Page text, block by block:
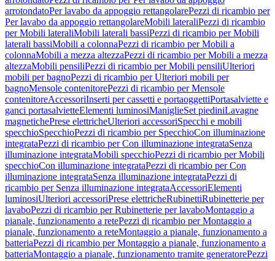
arrotondatoPer lavabo da appoggio rettangolarePezzi di ricambio per
Per lavabo da appoggio rettangolareMobili lateraliPezzi di ricambio
per Mobili lateraliMobili laterali bassiPezzi di ricambio per Mobili
laterali bassiMobili a colonnaPezzi di ricambio per Mobili a
colonnaMobili a mezza altezzaPezzi di ricambio per Mobili a mezza
altezzaMobili pensiliPezzi di ricambio per Mobili pensiliUlteriori
mobili per bagnoPezzi di ricambio per Ulteriori mobili per
bagnoMensole contenitorePezzi di ricambio per Mensole
contenitoreAccessoriInserti per cassetti e portaoggettiPortasalviette e
ganci portasalvietteElementi luminosiManiglieSet piediniLavagne
magnetichePrese elettricheUlteriori accessoriSpecchi e mobili
specchioSpecchioPezzi di ricambio per SpecchioCon illuminazione
integrataPezzi di ricambio per Con illuminazione integrataSenza
illuminazione integrataMobili specchioPezzi di ricambio per Mobili
specchioCon illuminazione integrataPezzi di ricambio per Con
illuminazione integrataSenza illuminazione integrataPezzi di
ricambio per Senza illuminazione integrataAccessoriElementi
luminosiUlteriori accessoriPrese elettricheRubinettiRubinetterie per
lavaboPezzi di ricambio per Rubinetterie per lavaboMontaggio a
pianale, funzionamento a retePezzi di ricambio per Montaggio a
pianale, funzionamento a reteMontaggio a pianale, funzionamento a
batteriaPezzi di ricambio per Montaggio a pianale, funzionamento a
batteriaMontaggio a pianale, funzionamento tramite generatorePezzi